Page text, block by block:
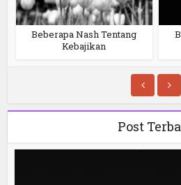
Beberapa Nash Tentang
Kebajikan
Post